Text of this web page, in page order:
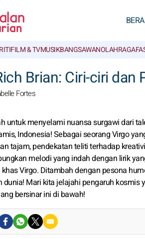
FILM & TVMUSIKBANGSAWANOLAHRAGA
Brian: Ciri-ciri
Fortes
untuk menyelami nuansa surgawi dari
Indonesia! Sebagai seorang Virgo
tajam, pendekatan teliti terhadap
melodi yang indah dengan lirik
Virgo. Ditambah dengan pesona
dunia! Mari kita jelajahi pengaruh
bersinar ini di bawah!